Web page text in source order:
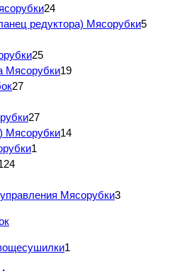
24
редуктора) Мясорубки5
25
Мясорубки19
27
27
Мясорубки14
1
Мясорубки3
1